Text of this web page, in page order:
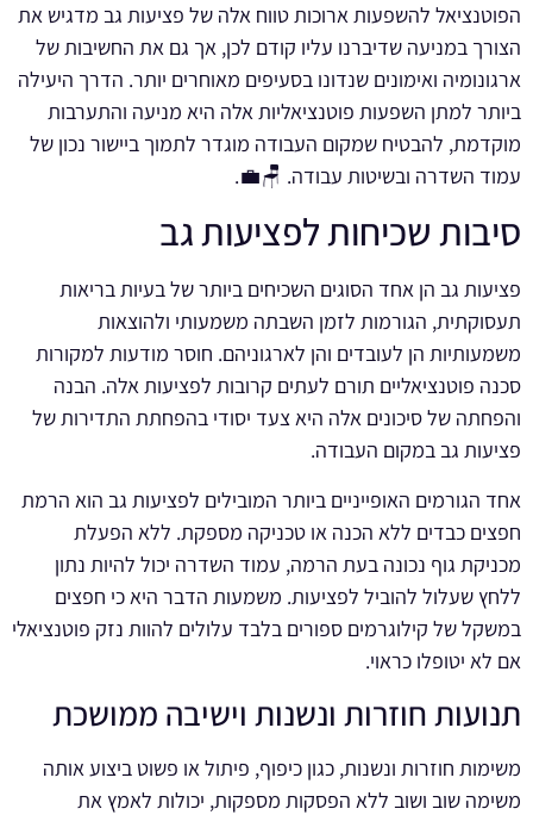
הפוטנציאל להשפעות ארוכות טווח אלה של פציעות גב מדגיש את
הצורך במניעה שדיברנו עליו קודם לכן, אך גם את החשיבות של
ארגונומיה ואימונים שנדונו בסעיפים מאוחרים יותר. הדרך היעילה
ביותר למתן השפעות פוטנציאליות אלה היא מניעה והתערבות
מוקדמת, להבטיח שמקום העבודה מוגדר לתמוך ביישור נכון של
עמוד השדרה ובשיטות עבודה. 🪑💼.
סיבות שכיחות לפציעות גב
פציעות גב הן אחד הסוגים השכיחים ביותר של בעיות בריאות
תעסוקתית, הגורמות לזמן השבתה משמעותי ולהוצאות
משמעותיות הן לעובדים והן לארגוניהם. חוסר מודעות למקורות
סכנה פוטנציאליים תורם לעתים קרובות לפציעות אלה. הבנה
והפחתה של סיכונים אלה היא צעד יסודי בהפחתת התדירות של
פציעות גב במקום העבודה.
אחד הגורמים האופייניים ביותר המובילים לפציעות גב הוא הרמת
חפצים כבדים ללא הכנה או טכניקה מספקת. ללא הפעלת
מכניקת גוף נכונה בעת הרמה, עמוד השדרה יכול להיות נתון
ללחץ שעלול להוביל לפציעות. משמעות הדבר היא כי חפצים
במשקל של קילוגרמים ספורים בלבד עלולים להוות נזק פוטנציאלי
אם לא יטופלו כראוי.
תנועות חוזרות ונשנות וישיבה ממושכת
משימות חוזרות ונשנות, כגון כיפוף, פיתול או פשוט ביצוע אותה
משימה שוב ושוב ללא הפסקות מספקות, יכולות לאמץ את